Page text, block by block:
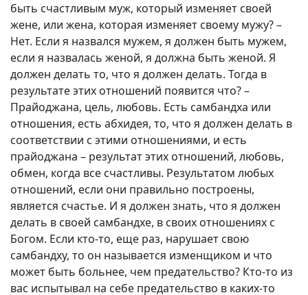
быть счастливым муж, который изменяет своей
жене, или жена, которая изменяет своему мужу? –
Нет. Если я назвался мужем, я должен быть мужем,
если я назвалась женой, я должна быть женой. Я
должен делать то, что я должен делать. Тогда в
результате этих отношений появится что? –
Прайоджана, цель, любовь. Есть самбандха или
отношения, есть абхидея, то, что я должен делать в
соответствии с этими отношениями, и есть
прайоджана – результат этих отношений, любовь,
обмен, когда все счастливы. Результатом любых
отношений, если они правильно построены,
является счастье. И я должен знать, что я должен
делать в своей самбандхе, в своих отношениях с
Богом. Если кто-то, еще раз, нарушает свою
самбандху, то он называется изменщиком и что
может быть больнее, чем предательство? Кто-то из
вас испытывал на себе предательство в каких-то